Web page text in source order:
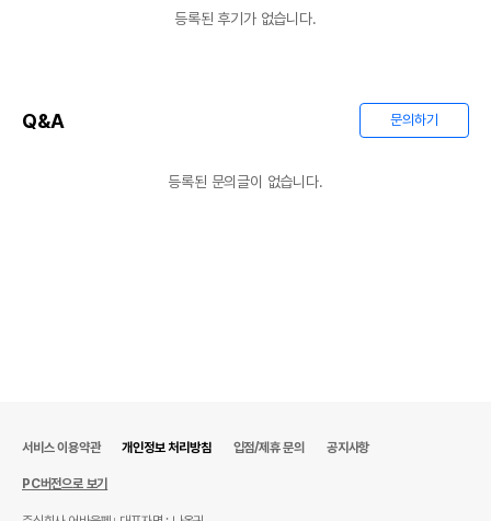
등록된 후기가 없습니다.
Q&A 문의하기
등록된 문의글이 없습니다.
서비스 이용약관 개인정보 처리방침 입점/제휴 문의 공지사항
PC버전으로 보기